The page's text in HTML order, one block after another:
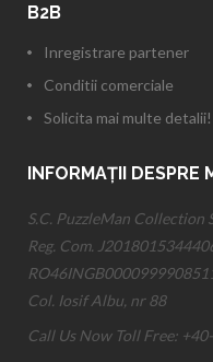
B2B
Inregistrare partener
Conditii comerciale
Solicita mai multe detalii!
INFORMAȚII DESPRE
S.C. PuzzleMan Collection
Reg. Com.
Col. Iosif Albu, nr 88
Call Us Now Toll Free: